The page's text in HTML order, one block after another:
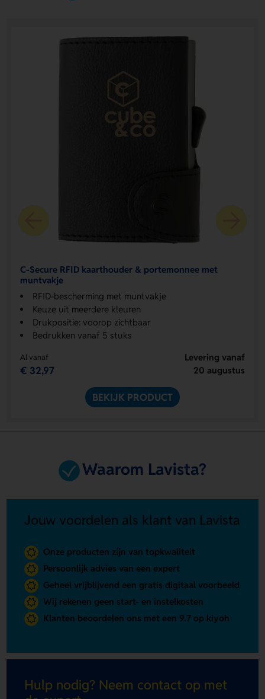
C-Secure RFID kaarthouder & portemonnee met
muntvakje
RFID-bescherming met muntvakje
Keuze uit meerdere kleuren
Drukpositie: voorop zichtbaar
Bedrukken vanaf 5 stuks
Al vanaf
€ 32,97
Levering vanaf
20 augustus
BEKIJK PRODUCT
Waarom Lavista?
Jouw voordelen als klant van Lavista
Onze producten zijn van topkwaliteit
Persoonlijk advies van een expert
Geheel vrijblijvend een gratis digitaal voorbeeld
Wij rekenen geen start- en instelkosten
Klanten beoordelen ons met een 9.7 op kiyoh
Hulp nodig? Neem contact op met